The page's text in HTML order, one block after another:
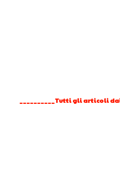
__________Tutti gli articoli